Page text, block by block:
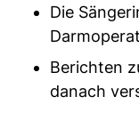
Die
Berichten
danach